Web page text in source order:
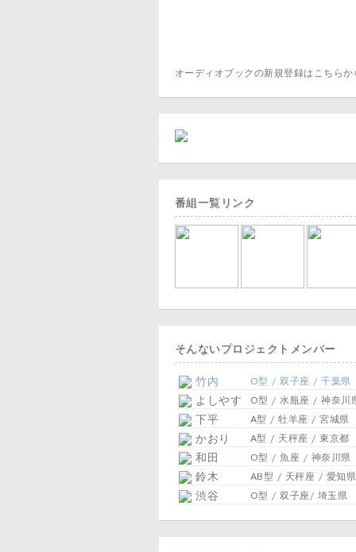
オーディオブックの新規登録はこちら
番組一覧リンク
そんないプロジェクトメンバー
竹内 O型 / 双子座 / 千葉県
よしやす O型 / 水瓶座 / 神奈川
下平 A型 / 牡羊座 / 宮城県
かおり A型 / 天秤座 / 東京都
和田 O型 / 魚座 / 神奈川県
鈴木 AB型 / 天秤座 / 愛知県
渋谷 O型 / 双子座/ 埼玉県